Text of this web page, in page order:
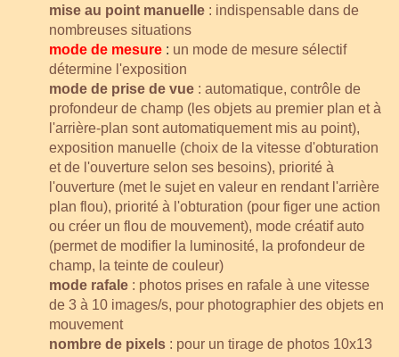
mise au point manuelle : indispensable dans de
nombreuses situations
mode de mesure : un mode de mesure sélectif
détermine l'exposition
mode de prise de vue : automatique, contrôle de
profondeur de champ (les objets au premier plan et à
l'arrière-plan sont automatiquement mis au point),
exposition manuelle (choix de la vitesse d'obturation
et de l'ouverture selon ses besoins), priorité à
l'ouverture (met le sujet en valeur en rendant l'arrière
plan flou), priorité à l'obturation (pour figer une action
ou créer un flou de mouvement), mode créatif auto
(permet de modifier la luminosité, la profondeur de
champ, la teinte de couleur)
mode rafale : photos prises en rafale à une vitesse
de 3 à 10 images/s, pour photographier des objets en
mouvement
nombre de pixels : pour un tirage de photos 10x13